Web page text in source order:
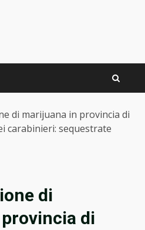
di marijuana in provincia di
carabinieri: sequestrate
di
di